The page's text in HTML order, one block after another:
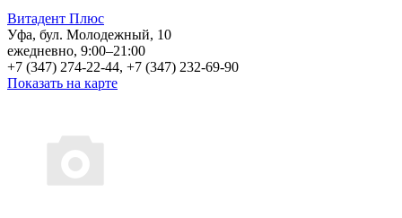
Витадент Плюс
Уфа, бул. Молодежный, 10
ежедневно, 9:00–21:00
+7 (347) 274-22-44, +7 (347) 232-69-90
Показать на карте